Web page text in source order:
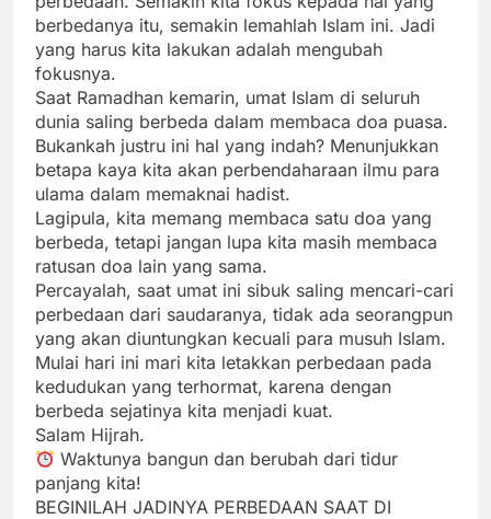
berbedanya itu, semakin lemahlah Islam ini. Jadi
yang harus kita lakukan adalah mengubah
fokusnya.
Saat Ramadhan kemarin, umat Islam di seluruh
dunia saling berbeda dalam membaca doa puasa.
Bukankah justru ini hal yang indah? Menunjukkan
betapa kaya kita akan perbendaharaan ilmu para
ulama dalam memaknai hadist.
Lagipula, kita memang membaca satu doa yang
berbeda, tetapi jangan lupa kita masih membaca
ratusan doa lain yang sama.
Percayalah, saat umat ini sibuk saling mencari-cari
perbedaan dari saudaranya, tidak ada seorangpun
yang akan diuntungkan kecuali para musuh Islam.
Mulai hari ini mari kita letakkan perbedaan pada
kedudukan yang terhormat, karena dengan
berbeda sejatinya kita menjadi kuat.
Salam Hijrah.
Waktunya bangun dan berubah dari tidur
panjang kita!
BEGINILAH JADINYA PERBEDAAN SAAT DI